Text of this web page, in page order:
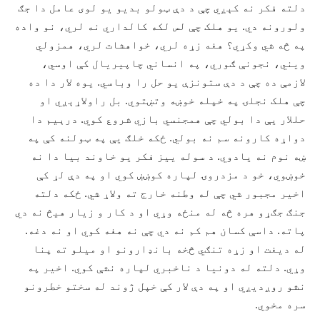
دلته فکر نه کېږي چې د دې ټولو بدیو یو لوی عامل دا جګ
ولورونه دي. یو هلک چې لس لکه کالداري نه لري، نو واده
په څه شي وکړي؟ هغه زړه لري، خواهشات لري، همزولي
ويني، نجونې ګوري، په انساني چاپيریال کې اوسي،
لازمې ده چې د دې ستونزې یو حل را وباسي. یوه لار دا ده
چې هلک نجلۍ په خپله خوښه وتښتوي. بل راولاړېږي او
حللار يې دا بولي چې همجنسي بازي شروع کوي. درېيم دا
دواړه کارونه سم نه بولي. ځکه خلګ يې په ټولنه کې په
ښه نوم نه یادوي. د سوله ییز فکر یو خاوند بیا دا نه
خوښوي، خو د مزدروۍ لپاره کوښښ کوي او په دې لړ کې
اخیر مجبور شي چې له وطنه خارج ته ولاړ شي. ځکه دلته
جنګ جګړو هره څه له منځه وړي او د کار و زیار هيڅ نه دي
پاته. داسې کسان هم کم نه دي چې نه هغه کوي او نه دغه.
له دیغت او زړه تنګي څخه بانډارونو او میلو ته پنا
وړي. دلته له دونیا د ناخبري لپاره نشې کوي. اخیر په
نشو روږديږي او په دې لار کې خپل ژوند له سختو خطرونو
سره مخوي.